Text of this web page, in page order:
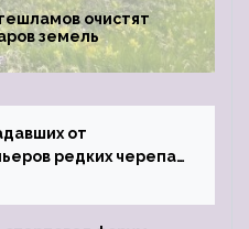
очистят
земель
от
редких черепах